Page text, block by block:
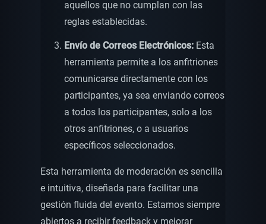
aquellos que no cumplan con las
reglas establecidas.
Envío de Correos Electrónicos: Esta
herramienta permite a los anfitriones
comunicarse directamente con los
participantes, ya sea enviando correos
a todos los participantes, solo a los
otros anfitriones, o a usuarios
específicos seleccionados.
Esta herramienta de moderación es sencilla
e intuitiva, diseñada para facilitar una
gestión fluida del evento. Estamos siempre
abiertos a recibir feedback y mejorar